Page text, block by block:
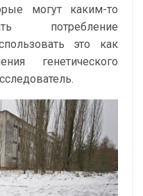
могут каким-то
потребление
это как
генетического